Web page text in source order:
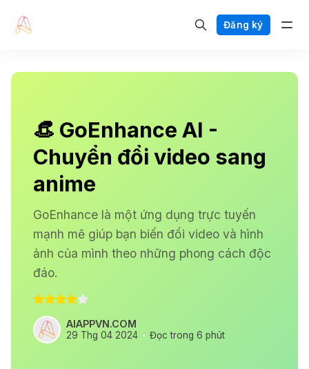
Đăng ký
👒 GoEnhance AI -
Chuyển đổi video sang
anime
GoEnhance là một ứng dụng trực tuyến
mạnh mẽ giúp bạn biến đổi video và hình
ảnh của mình theo những phong cách độc
đáo.
AIAPPVN.COM
29 Thg 04 2024 Đọc trong 6 phút